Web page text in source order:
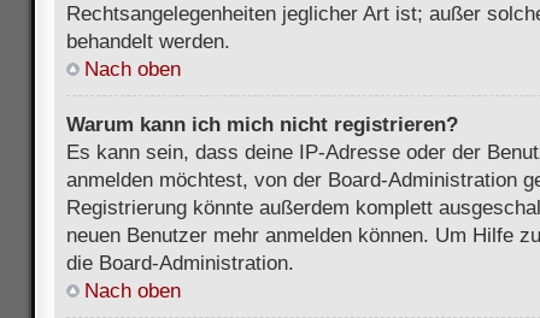
Rechtsangelegenheiten jeglicher Art ist; außer
behandelt werden.
Nach oben
Warum kann ich mich nicht registrieren?
Es kann sein, dass deine IP-Adresse oder der
anmelden möchtest, von der Board-Administration
Registrierung könnte außerdem komplett
neuen Benutzer mehr anmelden können. Um Hilfe
die Board-Administration.
Nach oben